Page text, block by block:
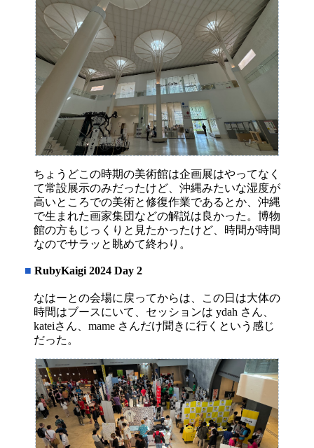
ちょうどこの時期の美術館は企画展はやってなく
て常設展示のみだったけど、沖縄みたいな湿度が
高いところでの美術と修復作業であるとか、沖縄
で生まれた画家集団などの解説は良かった。博物
館の方もじっくりと見たかったけど、時間が時間
なのでサラッと眺めて終わり。
■ RubyKaigi 2024 Day 2
なはーとの会場に戻ってからは、この日は大体の
時間はブースにいて、セッションは ydah さん、
kateiさん、mame さんだけ聞きに行くという感じ
だった。